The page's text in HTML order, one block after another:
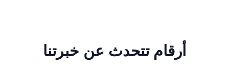
أرقام تتحدث عن خبرتنا